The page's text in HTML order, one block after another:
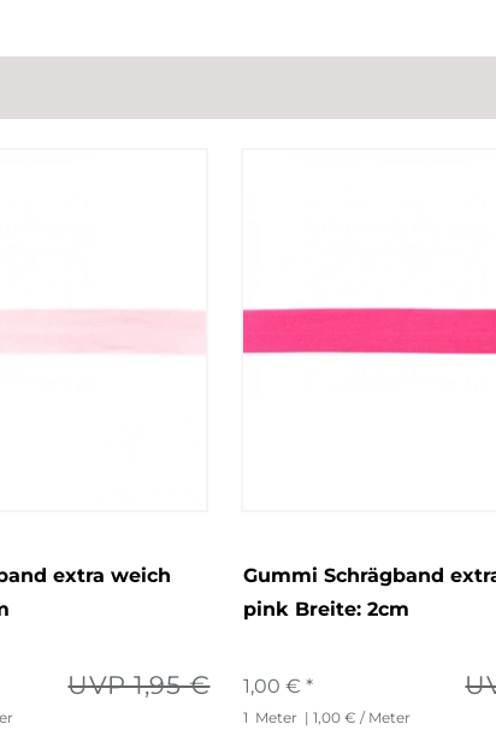
extra weich
UVP 1,95 €
Gummi Schrägband
pink Breite: 2cm
1,00 € *
1 Meter | 1,00 € / Meter